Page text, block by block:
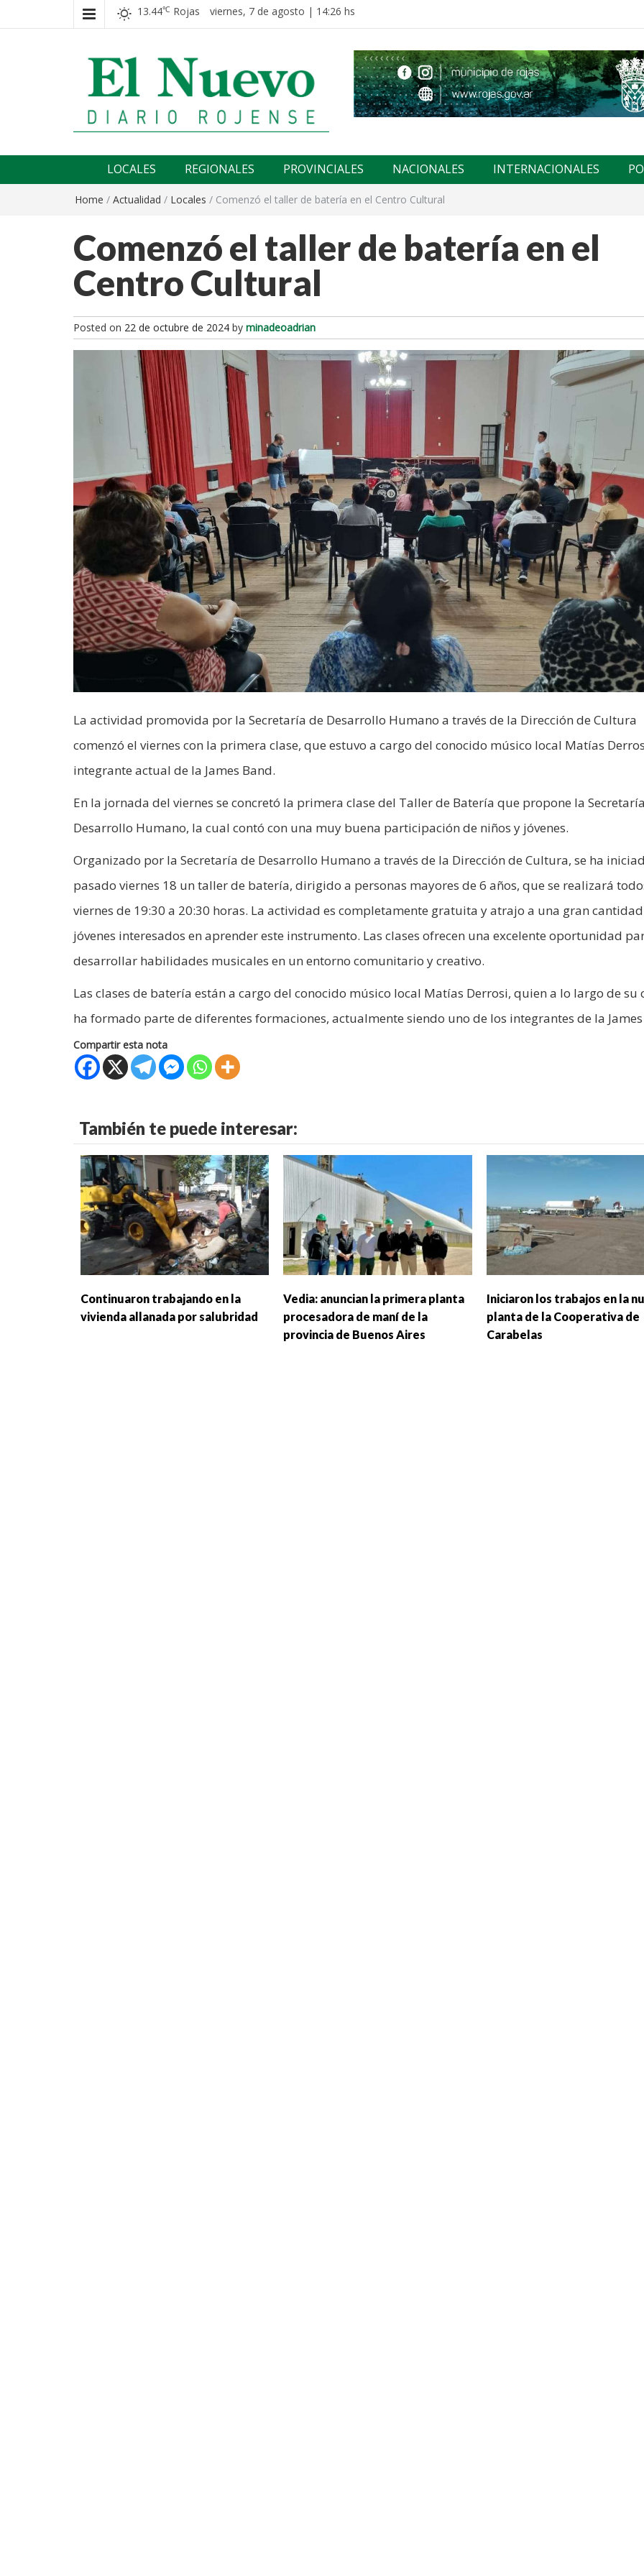
13.44℃ Rojas viernes, 7 de agosto | 14:26 hs
El nuevo rojense
LOCALES REGIONALES PROVINCIALES NACIONALES INTERNACIONALES
Home / Actualidad / Locales / Comenzó el taller de batería en el Centro Cultural
Comenzó el taller de batería en el
Centro Cultural
Posted on 22 de octubre de 2024 by minadeoadrian
La actividad promovida por la Secretaría de Desarrollo Humano a través de la Dirección de Cultura
comenzó el viernes con la primera clase, que estuvo a cargo del conocido músico local Matías
integrante actual de la James Band.
En la jornada del viernes se concretó la primera clase del Taller de Batería que propone la
Desarrollo Humano, la cual contó con una muy buena participación de niños y jóvenes.
Organizado por la Secretaría de Desarrollo Humano a través de la Dirección de Cultura, se ha
pasado viernes 18 un taller de batería, dirigido a personas mayores de 6 años, que se realizará
viernes de 19:30 a 20:30 horas. La actividad es completamente gratuita y atrajo a una gran
jóvenes interesados en aprender este instrumento. Las clases ofrecen una excelente oportunidad
desarrollar habilidades musicales en un entorno comunitario y creativo.
Las clases de batería están a cargo del conocido músico local Matías Derrosi, quien a lo largo de su
ha formado parte de diferentes formaciones, actualmente siendo uno de los integrantes de la
Compartir esta nota
También te puede interesar:
Continuaron trabajando en la
vivienda allanada por salubridad
Vedia: anuncian la primera planta
procesadora de maní de la
provincia de Buenos Aires
Iniciaron los trabajos en la
planta de la Cooperativa de
Carabelas